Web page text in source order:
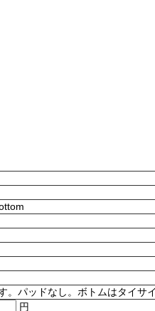
パッドなし。ボトムはタイサ
円